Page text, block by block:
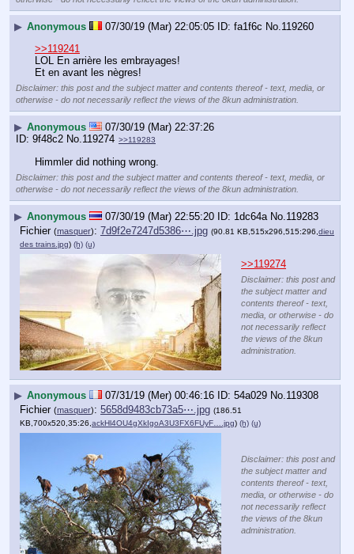
▶ Anonymous 07/30/19 (Mar) 22:05:05 fa1f6c No. 119260
>>119241
LOL En arrière les embrayages!
Et en avant les nègres!
Disclaimer: this post and the subject matter and contents thereof - text, media, or
otherwise - do not necessarily reflect the views of the 8kun administration.
▶ Anonymous
07/30/19 (Mar) 22:37:26
9f48c2 No. 119274 >>119283
Himmler did nothing wrong.
Disclaimer: this post and the subject matter and contents thereof - text, media, or
otherwise - do not necessarily reflect the views of the 8kun administration.
▶ Anonymous 07/30/19 (Mar) 22:55:20 1dc64a No. 119283
Fichier (masquer): 7d9f2e7247d5386⋯.jpg (90.81 KB,515x296,515:296, dieu
des trains.jpg) (h) (u)
>>119274
Disclaimer: this post and
the subject matter and
contents thereof - text,
media, or otherwise - do
not necessarily reflect
the views of the 8kun
administration.
▶ Anonymous 07/31/19 (Mer) 00:46:16 54a029 No.119308
Fichier (masquer): 5658d9483cb73a5⋯.jpg (186.51
KB,700x520,35:26, ackHl4OU4gXkIgoA3U3FX6FUyF….jpg) (h) (u)
Disclaimer: this post and
the subject matter and
contents thereof - text,
media, or otherwise - do
not necessarily reflect
the views of the 8kun
administration.